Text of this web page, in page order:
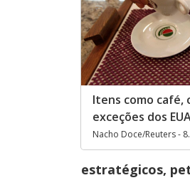
Itens como café,
exceções dos
Nacho Doce/Reuters -
estratégicos,